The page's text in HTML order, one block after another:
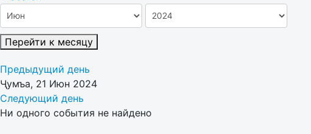
Перейти к месяцу
Предыдущий день
Ҷумъа, 21 Июн 2024
Следующий день
Ни одного события не найдено